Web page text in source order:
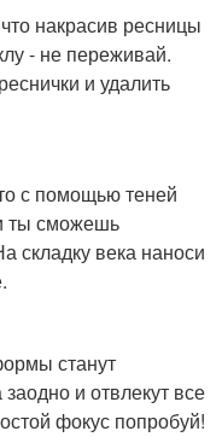
накрасив ресницы
- не переживай.
и удалить
с помощью теней
ты сможешь
складку века наноси
станут
и отвлекут все
фокус попробуй!